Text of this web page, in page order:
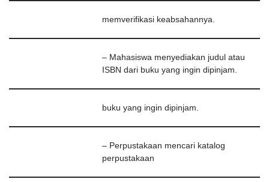
memverifikasi keabsahannya.
– Mahasiswa menyediakan judul atau
ISBN dari buku yang ingin dipinjam.
buku yang ingin dipinjam.
– Perpustakaan mencari katalog
perpustakaan